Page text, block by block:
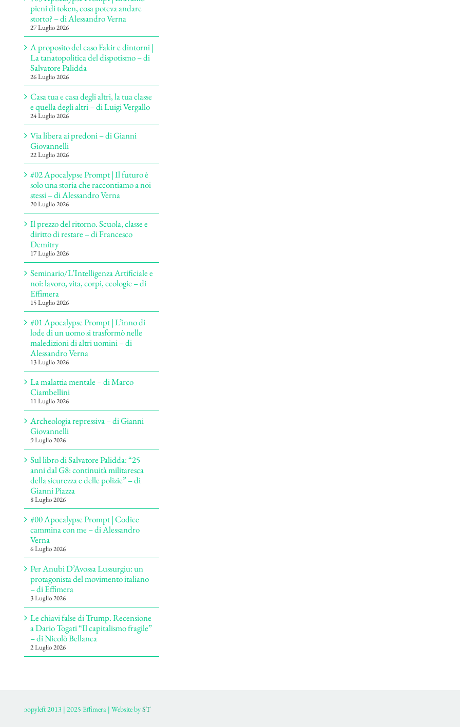
pieni di token, cosa poteva andare
storto? – di Alessandro Verna
27 Luglio 2026
A proposito del caso Fakir e dintorni |
La tanatopolitica del dispotismo – di
Salvatore Palidda
26 Luglio 2026
Casa tua e casa degli altri, la tua classe
e quella degli altri – di Luigi Vergallo
24 Luglio 2026
Via libera ai predoni – di Gianni
Giovannelli
22 Luglio 2026
#02 Apocalypse Prompt | Il futuro è
solo una storia che raccontiamo a noi
stessi – di Alessandro Verna
20 Luglio 2026
Il prezzo del ritorno. Scuola, classe e
diritto di restare – di Francesco
Demitry
17 Luglio 2026
Seminario/L’Intelligenza Artificiale e
noi: lavoro, vita, corpi, ecologie – di
Effimera
15 Luglio 2026
#01 Apocalypse Prompt | L’inno di
lode di un uomo si trasformò nelle
maledizioni di altri uomini – di
Alessandro Verna
13 Luglio 2026
La malattia mentale – di Marco
Ciambellini
11 Luglio 2026
Archeologia repressiva – di Gianni
Giovannelli
9 Luglio 2026
Sul libro di Salvatore Palidda: “25
anni dal G8: continuità militaresca
della sicurezza e delle polizie” – di
Gianni Piazza
8 Luglio 2026
#00 Apocalypse Prompt | Codice
cammina con me – di Alessandro
Verna
6 Luglio 2026
Per Anubi D’Avossa Lussurgiu: un
protagonista del movimento italiano
– di Effimera
3 Luglio 2026
Le chiavi false di Trump. Recensione
a Dario Togati “Il capitalismo fragile”
– di Nicolò Bellanca
2 Luglio 2026
ɔopyleft 2013 | 2025 Effimera | Website byST